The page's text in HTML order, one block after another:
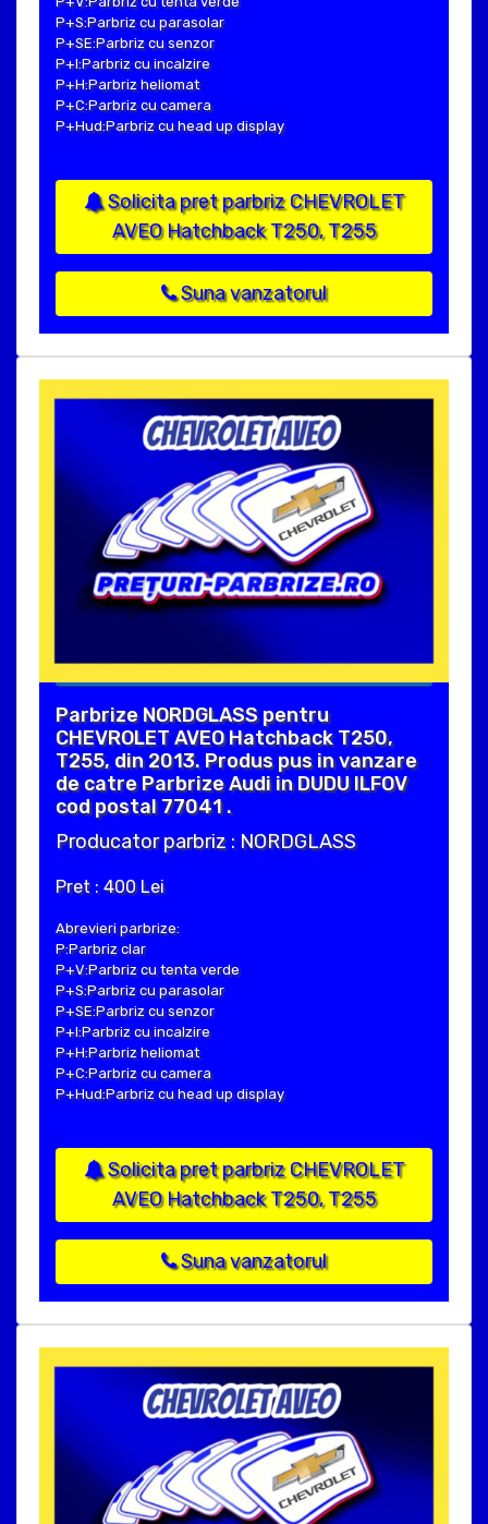
P+S:Parbriz cu parasolar
P+SE:Parbriz cu senzor
P+I:Parbriz cu incalzire
P+H:Parbriz heliomat
P+C:Parbriz cu camera
P+Hud:Parbriz cu head up display
Solicita pret parbriz CHEVROLET
AVEO Hatchback T250, T255
Suna vanzatorul
Parbrize NORDGLASS pentru
CHEVROLET AVEO Hatchback T250,
T255, din 2013. Produs pus in vanzare
de catre Parbrize Audi in DUDU ILFOV
cod postal 77041 .
Producator parbriz : NORDGLASS
Pret : 400 Lei
Abrevieri parbrize:
P:Parbriz clar
P+V:Parbriz cu tenta verde
P+S:Parbriz cu parasolar
P+SE:Parbriz cu senzor
P+I:Parbriz cu incalzire
P+H:Parbriz heliomat
P+C:Parbriz cu camera
P+Hud:Parbriz cu head up display
Solicita pret parbriz CHEVROLET
AVEO Hatchback T250, T255
Suna vanzatorul